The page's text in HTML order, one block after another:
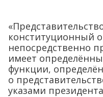
конституционный
непосредственно
имеет
функции,
о
указами